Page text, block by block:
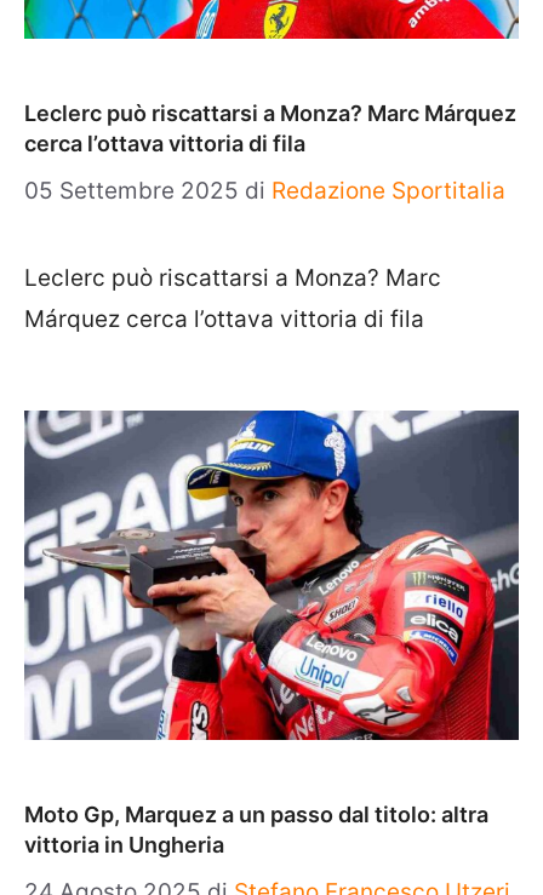
Leclerc può riscattarsi a Monza? Marc Márquez
cerca l’ottava vittoria di fila
05 Settembre 2025 di Redazione Sportitalia
Leclerc può riscattarsi a Monza? Marc
Márquez cerca l’ottava vittoria di fila
Moto Gp, Marquez a un passo dal titolo: altra
vittoria in Ungheria